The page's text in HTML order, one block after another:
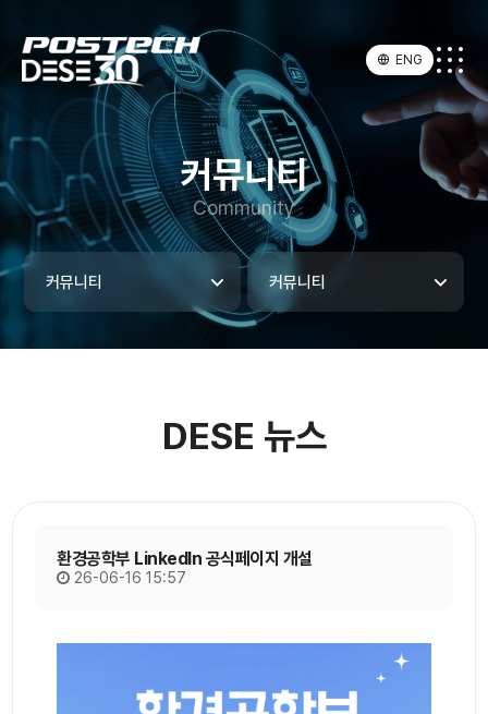
ENG
커뮤니티
Community
커뮤니티 커뮤니티
DESE 뉴스
환경공학부 LinkedIn 공식페이지 개설
26-06-16 15:57